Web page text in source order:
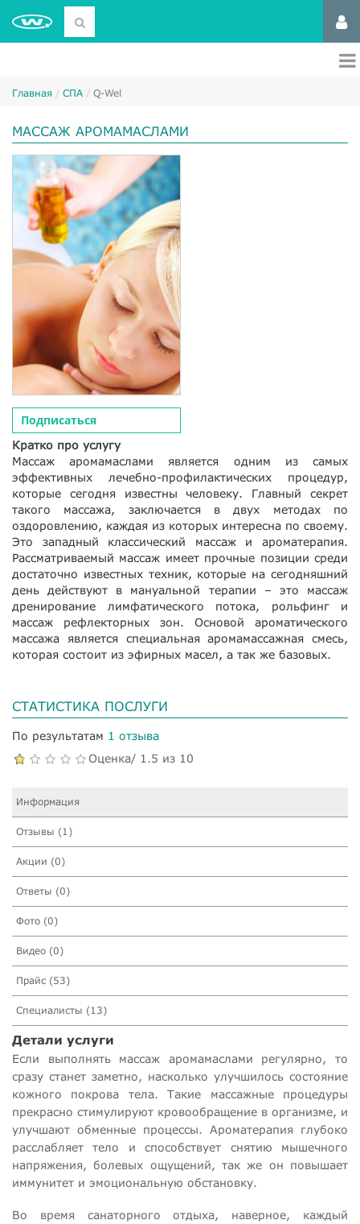
Главная СПА Q-Wel
МАССАЖ АРОМАМАСЛАМИ
Подписаться
Кратко про услугу
Массаж аромамаслами является одним из самых
эффективных лечебно-профилактических процедур,
которые сегодня известны человеку. Главный секрет
такого массажа, заключается в двух методах по
оздоровлению, каждая из которых интересна по своему.
Это западный классический массаж и ароматерапия.
Рассматриваемый массаж имеет прочные позиции среди
достаточно известных техник, которые на сегодняшний
день действуют в мануальной терапии – это массаж
дренирование лимфатического потока, рольфинг и
массаж рефлекторных зон. Основой ароматического
массажа является специальная аромамассажная смесь,
которая состоит из эфирных масел, а так же базовых.
СТАТИСТИКА ПОСЛУГИ
По результатам 1 отзыва
Оценка/ 1.5 из 10
Информация
Отзывы (1)
Акции (0)
Ответы (0)
Фото (0)
Видео (0)
Прайс (53)
Специалисты (13)
Детали услуги
Если выполнять массаж аромамаслами регулярно, то
сразу станет заметно, насколько улучшилось состояние
кожного покрова тела. Такие массажные процедуры
прекрасно стимулируют кровообращение в организме, и
улучшают обменные процессы. Ароматерапия глубоко
расслабляет тело и способствует снятию мышечного
напряжения, болевых ощущений, так же он повышает
иммунитет и эмоциональную обстановку.
Во время санаторного отдыха, наверное, каждый